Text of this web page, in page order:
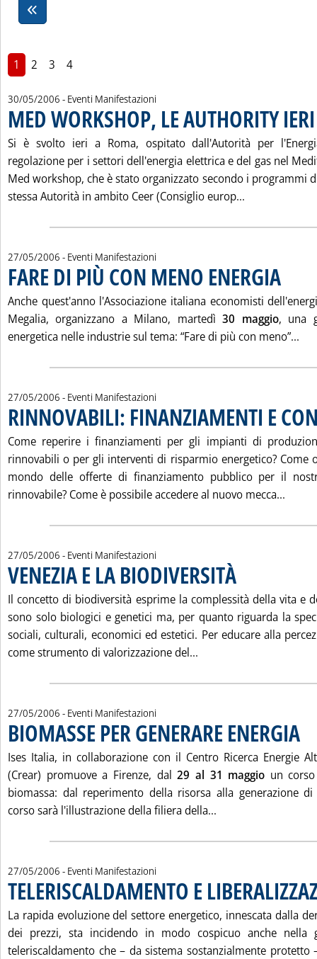
1 2 3 4
30/05/2006 - Eventi Manifestazioni
MED WORKSHOP, LE AUTHORITY
Si è svolto ieri a Roma, ospitato dall'Autorità per
regolazione per i settori dell'energia elettrica e del gas nel
Med workshop, che è stato organizzato secondo i programmi
stessa Autorità in ambito Ceer (Consiglio europ...
27/05/2006 - Eventi Manifestazioni
FARE DI PIÙ CON MENO ENERGIA
Anche quest'anno l'Associazione italiana economisti
Megalia, organizzano a Milano, martedì30 maggio, una
energetica nelle industrie sul tema: “Fare di più con meno”...
27/05/2006 - Eventi Manifestazioni
RINNOVABILI: FINANZIAMENTI E
Come reperire i finanziamenti per gli impianti di
rinnovabili o per gli interventi di risparmio energetico? Come
mondo delle offerte di finanziamento pubblico per il
rinnovabile? Come è possibile accedere al nuovo mecca...
27/05/2006 - Eventi Manifestazioni
VENEZIA E LA BIODIVERSITÀ
Il concetto di biodiversità esprime la complessità della vita e
sono solo biologici e genetici ma, per quanto riguarda la
sociali, culturali, economici ed estetici. Per educare alla
come strumento di valorizzazione del...
27/05/2006 - Eventi Manifestazioni
BIOMASSE PER GENERARE ENERGIA
Ises Italia, in collaborazione con il Centro Ricerca Energie
(Crear) promuove a Firenze, dal29 al 31 maggio un
biomassa: dal reperimento della risorsa alla generazione di
corso sarà l'illustrazione della filiera della...
27/05/2006 - Eventi Manifestazioni
TELERISCALDAMENTO E
La rapida evoluzione del settore energetico, innescata dalla
dei prezzi, sta incidendo in modo cospicuo anche nella
teleriscaldamento che – da sistema sostanzialmente protetto